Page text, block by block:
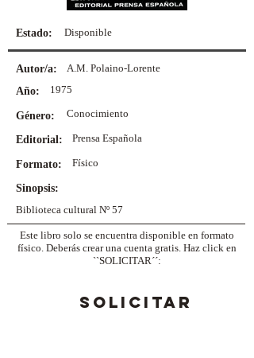
Estado: Disponible
Autor/a:
A.M. Polaino-Lorente
Año:
1975
Género: Conocimiento
Prensa Española
Editorial:
Formato: Físico
Sinopsis:
Biblioteca cultural Nº 57
Este libro solo se encuentra disponible en formato
físico. Deberás crear una cuenta gratis. Haz click en
``SOLICITAR´´:
SOLICITAR